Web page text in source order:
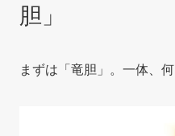
胆」
まずは「竜胆」。一体、